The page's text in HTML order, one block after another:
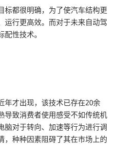
都很明确，为了使汽车结构更
运行更高效。而对于未来自动驾
性技术。
才出现，该技术已存在20余
导致消费者使用感受不如传统机
脑对于转向、加速等行为进行调
，种种因素阻碍了其在市场上的